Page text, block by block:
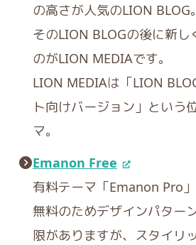
の高さが人気のLION BLOG。
そのLION BLOGの後に新し
のがLION MEDIAです。
LION MEDIAは「LION
ト向けバージョン」という
マ。
Emanon Free
有料テーマ「Emanon Pro」
無料のためデザインパター
限がありますが、スタイリ